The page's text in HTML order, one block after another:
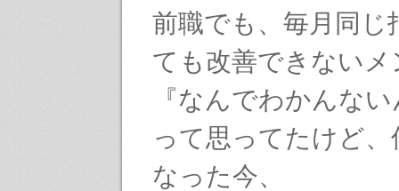
前職でも、毎月同じ
ても改善できない
『なんでわかんな
って思ってたけど
なった今、